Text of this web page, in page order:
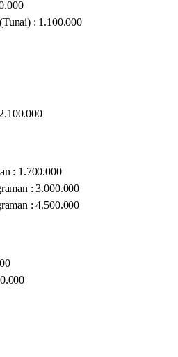
: 1.100.000
: 1.700.000
: 3.000.000
: 4.500.000